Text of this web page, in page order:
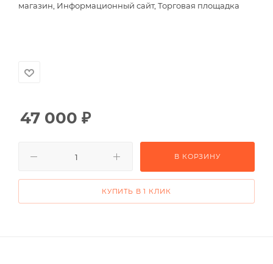
магазин, Информационный сайт, Торговая площадка
47 000 ₽
В КОРЗИНУ
КУПИТЬ В 1 КЛИК